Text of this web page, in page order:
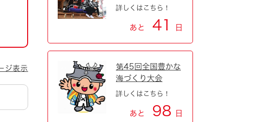
ジ表示
詳しくはこちら！
あと 41 日
第45回全国豊かな
海づくり大会
詳しくはこちら！
あと 98 日